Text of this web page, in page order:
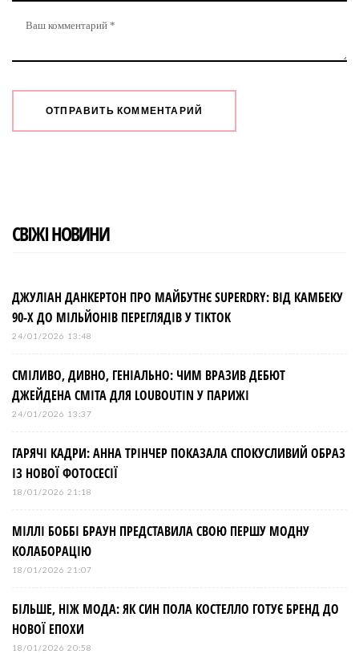
СВІЖІ НОВИНИ
ДЖУЛІАН ДАНКЕРТОН ПРО МАЙБУТНЄ SUPERDRY: ВІД КАМБЕКУ
90-Х ДО МІЛЬЙОНІВ ПЕРЕГЛЯДІВ У TIKTOK
24/01/2026 13:48
СМІЛИВО, ДИВНО, ГЕНІАЛЬНО: ЧИМ ВРАЗИВ ДЕБЮТ
ДЖЕЙДЕНА СМІТА ДЛЯ LOUBOUTIN У ПАРИЖІ
24/01/2026 13:37
ГАРЯЧІ КАДРИ: АННА ТРІНЧЕР ПОКАЗАЛА СПОКУСЛИВИЙ ОБРАЗ
ІЗ НОВОЇ ФОТОСЕСІЇ
18/01/2026 21:18
МІЛЛІ БОББІ БРАУН ПРЕДСТАВИЛА СВОЮ ПЕРШУ МОДНУ
КОЛАБОРАЦІЮ
18/01/2026 21:07
БІЛЬШЕ, НІЖ МОДА: ЯК СИН ПОЛА КОСТЕЛЛО ГОТУЄ БРЕНД ДО
НОВОЇ ЕПОХИ
18/01/2026 20:58